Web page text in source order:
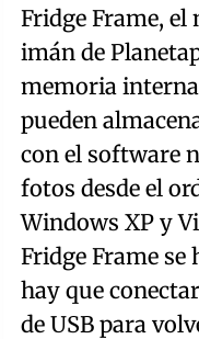
Fridge Frame,
imán de
memoria interna
pueden
con el software
fotos desde el
Windows XP y
Fridge Frame se
hay que
de USB para